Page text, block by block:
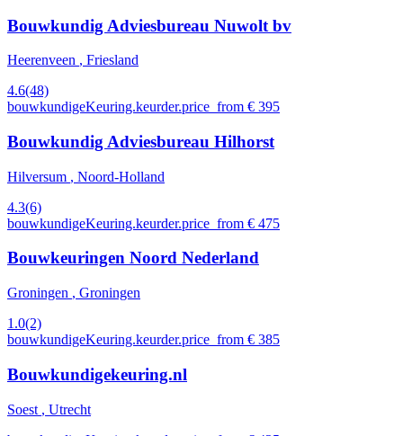
Bouwkundig Adviesbureau Nuwolt bv
Heerenveen , Friesland
4.6(48)
bouwkundigeKeuring.keurder.price_from € 395
Bouwkundig Adviesbureau Hilhorst
Hilversum , Noord-Holland
4.3(6)
bouwkundigeKeuring.keurder.price_from € 475
Bouwkeuringen Noord Nederland
Groningen , Groningen
1.0(2)
bouwkundigeKeuring.keurder.price_from € 385
Bouwkundigekeuring.nl
Soest , Utrecht